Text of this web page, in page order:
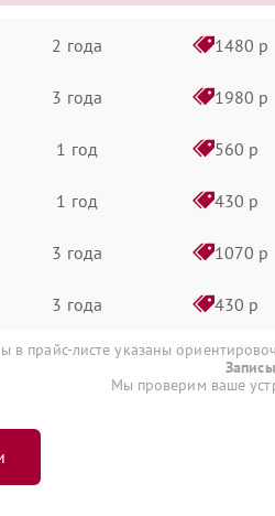
2 года 1480 р
3 года 1980 р
1 год 560 р
1 год 430 р
3 года 1070 р
3 года 430 р
в прайс-листе указаны
Мы проверим ваше